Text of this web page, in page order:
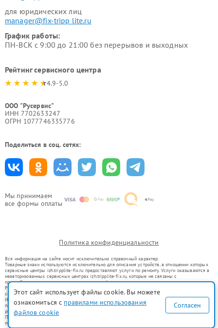
Мы принимаем
все формы оплаты
для юридических лиц
manager@fix-tripp lite.ru
График работы:
ПН-ВСК с 9:00 до 21:00 без перерывов и выходных
Рейтинг сервисного центра
4.9-5.0
ООО "Русервис"
ИНН 7702633247
ОГРН 1077746335776
Поделиться в соц. сетях:
Политика конфиденциальности
Вся информация на сайте носит исключительно справочный характер.
Товарные знаки используются исключительно для описания устройств, в отношении которых
сервисные центры izh.tripplite-fix.ru предоставляют услуги по ремонту. Услуги оказываются в
неавторизованных сервисных центрах izh.tripplite-fix.ru, которые не связаны с
правообладателями товарных знаков или их официальными представителями.
Ремонт осуществляется для устройств, уже введенных в гражданский оборот в соответствии
со статьей 1487 ГК РФ.
Использование товарных знаков не преследует цели индивидуализации услуг или введения
потребителей в заблуждение, а служит для информирования о предоставляемых услугах по
ремонту техники указанных брендов.
Представленная на сайте информация не является публичной офертой, определяемой
положениями Статьи 437(2) Гражданского кодекса РФ
Этот сайт использует файлы cookie. Вы можете
ознакомиться с правилами использования
файлов cookie
Согласен